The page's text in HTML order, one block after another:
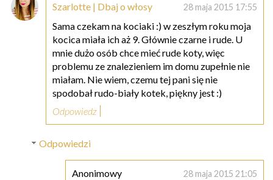
Szarlotte | Dbaj o włosy 28 maja 2015 17:55
Sama czekam na kociaki :) w zeszłym roku moja
kocica miała ich aż 9. Głównie czarne i rude. U
mnie dużo osób chce mieć rude koty, więc
problemu ze znalezieniem im domu zupełnie nie
miałam. Nie wiem, czemu tej pani się nie
spodobał rudo-biały kotek, piękny jest :)
Odpowiedz
Odpowiedzi
Anonimowy 28 maja 2015 21:05